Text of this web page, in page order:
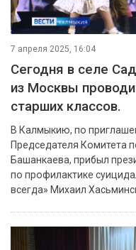
7 апреля 2025, 16:04
Сегодня в селе
из Москвы
старших классов.
В Калмыкию, по
Председателя Комитета
Башанкаева, прибыл
по профилактике
всегда» Михаил